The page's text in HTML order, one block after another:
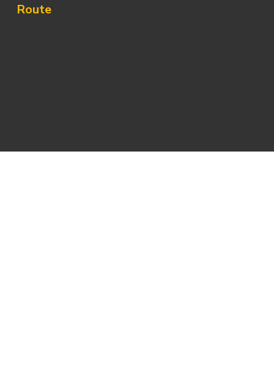
Route